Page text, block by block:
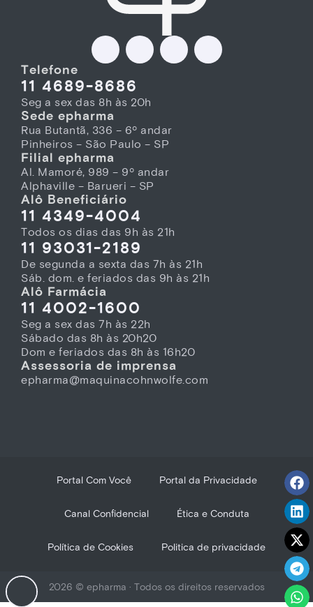
Telefone
11 4689-8686
Seg a sex das 8h às 20h
Sede epharma
Rua Butantã, 336 – 6º andar
Pinheiros – São Paulo – SP
Filial epharma
Al. Mamoré, 989 – 9º andar
Alphaville – Barueri – SP
Alô Beneficiário
11 4349-4004
Todos os dias das 9h às 21h
11 93031-2189
De segunda a sexta das 7h às 21h
Sáb. dom. e feriados das 9h às 21h
Alô Farmácia
11 4002-1600
Seg a sex das 7h às 22h
Sábado das 8h às 20h20
Dom e feriados das 8h às 16h20
Assessoria de imprensa
epharma@maquinacohnwolfe.com
Portal Com Você Portal da Privacidade
Canal Confidencial Ética e Conduta
Política de Cookies Politica de privacidade
2026 © epharma · Todos os direitos reservados